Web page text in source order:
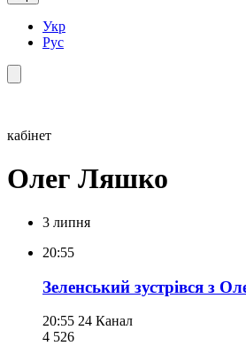
Укр
Рус
кабінет
Олег Ляшко
3 липня
20:55
Зеленський зустрівся з
20:55 24 Канал
4 526